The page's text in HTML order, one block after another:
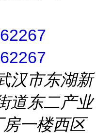
汉市东湖新
道东二产业
一楼西区